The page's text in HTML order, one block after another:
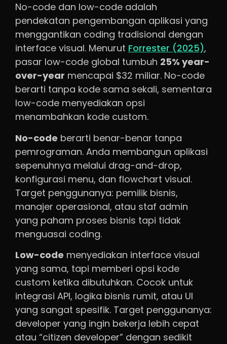
No-code dan low-code adalah
pendekatan pengembangan aplikasi yang
menggantikan coding tradisional dengan
interface visual. Menurut Forrester (2025),
pasar low-code global tumbuh 25% year-
over-year mencapai $32 miliar. No-code
berarti tanpa kode sama sekali, sementara
low-code menyediakan opsi
menambahkan kode custom.
No-code berarti benar-benar tanpa
pemrograman. Anda membangun aplikasi
sepenuhnya melalui drag-and-drop,
konfigurasi menu, dan flowchart visual.
Target penggunanya: pemilik bisnis,
manajer operasional, atau staf admin
yang paham proses bisnis tapi tidak
menguasai coding.
Low-code menyediakan interface visual
yang sama, tapi memberi opsi kode
custom ketika dibutuhkan. Cocok untuk
integrasi API, logika bisnis rumit, atau UI
yang sangat spesifik. Target penggunanya:
developer yang ingin bekerja lebih cepat
atau “citizen developer” dengan sedikit